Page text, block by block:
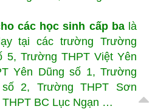
các học sinh cấp balà
tại các trường Trường
5, Trường THPT Việt Yên
Yên Dũng số 1, Trường
2, Trường THPT Sơn
BC Lục Ngạn …